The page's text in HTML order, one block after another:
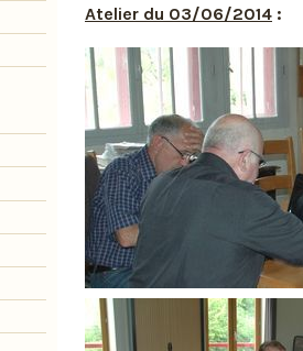
Atelier du 03/06/2014 :